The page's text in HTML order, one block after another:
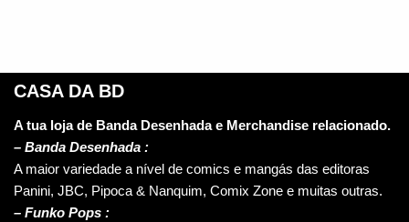
CASA DA BD
A tua loja de Banda Desenhada e Merchandise relacionado.
– Banda Desenhada :
A maior variedade a nível de comics e mangás das editoras
Panini, JBC, Pipoca & Nanquim, Comix Zone e muitas outras.
– Funko Pops :